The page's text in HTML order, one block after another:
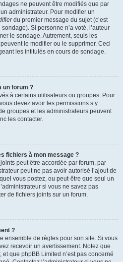
ne peuvent être modifiés que par
administrateur. Pour modifier un
du premier message du sujet (c’est
Si personne n’a voté, l’auteur
le sondage. Autrement, seuls les
le modifier ou le supprimer. Ceci
les intitulés en cours de sondage.
un forum ?
à certains utilisateurs ou groupes. Pour
devez avoir les permissions s’y
groupes et les administrateurs peuvent
les contacter.
fichiers à mon message ?
peut être accordée par forum, par
peut ne pas avoir autorisé l’ajout de
vous postez, ou peut-être que seul un
si vous ne savez pas
de fichiers joints sur un forum.
?
ensemble de règles pour son site. Si vous
recevoir un avertissement. Notez que
et que phpBB Limited n’est pas concerné